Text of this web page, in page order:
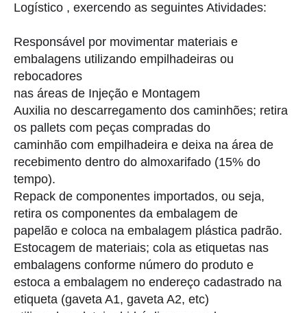
Logístico , exercendo as seguintes Atividades:
Responsável por movimentar materiais e
embalagens utilizando empilhadeiras ou
rebocadores
nas áreas de Injeção e Montagem
Auxilia no descarregamento dos caminhões; retira
os pallets com peças compradas do
caminhão com empilhadeira e deixa na área de
recebimento dentro do almoxarifado (15% do
tempo).
Repack de componentes importados, ou seja,
retira os componentes da embalagem de
papelão e coloca na embalagem plástica padrão.
Estocagem de materiais; cola as etiquetas nas
embalagens conforme número do produto e
estoca a embalagem no endereço cadastrado na
etiqueta (gaveta A1, gaveta A2, etc)